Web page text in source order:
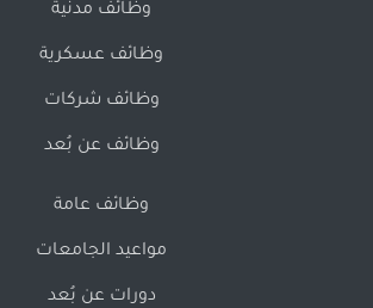
وظائف مدنية
وظائف عسكرية
وظائف شركات
وظائف عن بُعد
وظائف عامة
مواعيد الجامعات
دورات عن بُعد